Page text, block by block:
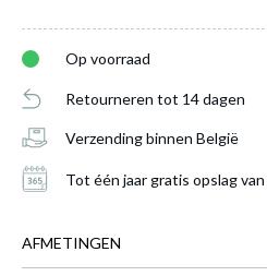
Op voorraad
Retourneren tot 14 dagen
Verzending binnen België
Tot één jaar gratis opslag
AFMETINGEN